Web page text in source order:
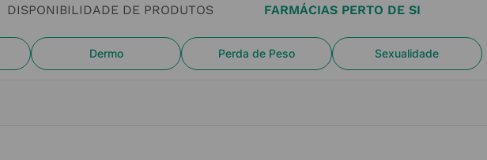
DISPONIBILIDADE DE PRODUTOS FARMÁCIAS PERTO DE SI
Dermo Perda de Peso Sexualidade